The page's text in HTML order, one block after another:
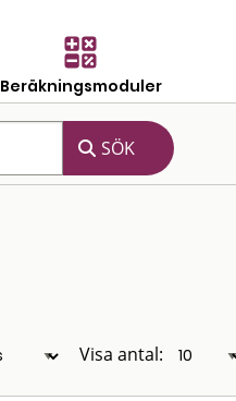
Beräkningsmoduler
Visa antal: